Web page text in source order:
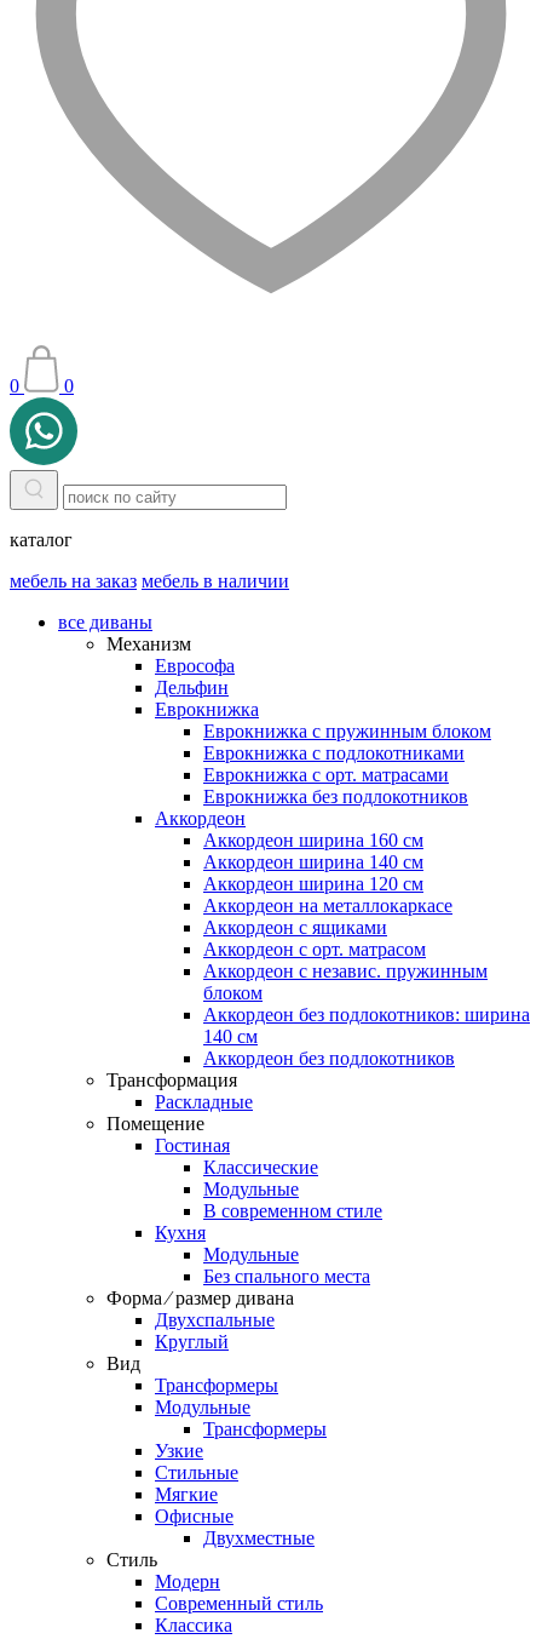
0 0
каталог
мебель на заказ мебель в наличии
все диваны
Механизм
Еврософа
Дельфин
Еврокнижка
Еврокнижка с пружинным блоком
Еврокнижка с подлокотниками
Еврокнижка с орт. матрасами
Еврокнижка без подлокотников
Аккордеон
Аккордеон ширина 160 см
Аккордеон ширина 140 см
Аккордеон ширина 120 см
Аккордеон на металлокаркасе
Аккордеон c ящиками
Аккордеон c орт. матрасом
Аккордеон c независ. пружинным
блоком
Аккордеон без подлокотников: ширина
140 см
Аккордеон без подлокотников
Трансформация
Раскладные
Помещение
Гостиная
Классические
Модульные
В современном стиле
Кухня
Модульные
Без спального места
Форма ⁄ размер дивана
Двухспальные
Круглый
Вид
Трансформеры
Модульные
Трансформеры
Узкие
Стильные
Мягкие
Офисные
Двухместные
Стиль
Модерн
Современный стиль
Классика